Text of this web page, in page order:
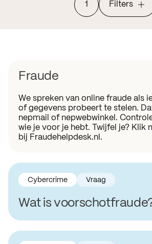
1 Filters
Fraude
We spreken van online fraude als
of gegevens probeert te stelen.
nepmail of nepwebwinkel.
wie je voor je hebt. Twijfel je? Klik
bij Fraudehelpdesk.nl.
Wat is
Cybercrime Vraag